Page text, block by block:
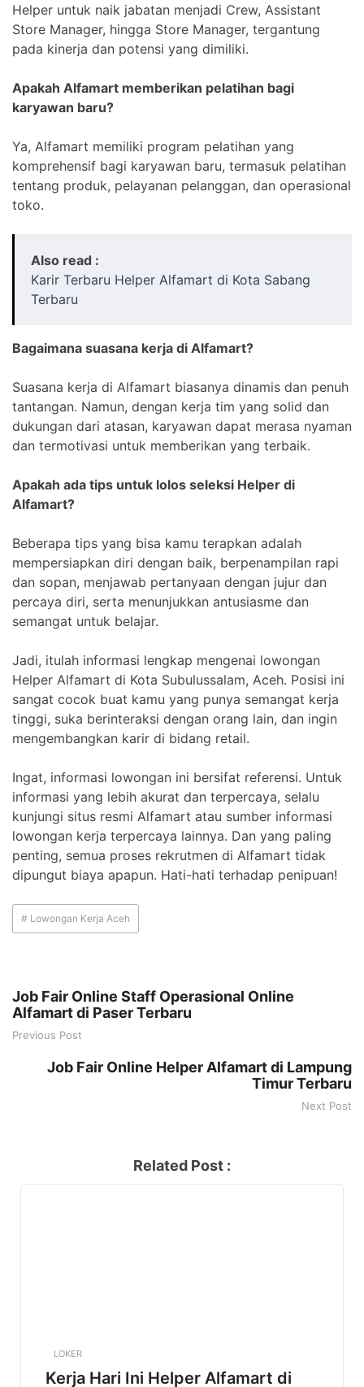
Helper untuk naik jabatan menjadi Crew, Assistant
Store Manager, hingga Store Manager, tergantung
pada kinerja dan potensi yang dimiliki.
Apakah Alfamart memberikan pelatihan bagi
karyawan baru?
Ya, Alfamart memiliki program pelatihan yang
komprehensif bagi karyawan baru, termasuk pelatihan
tentang produk, pelayanan pelanggan, dan operasional
toko.
Also read :
Karir Terbaru Helper Alfamart di Kota Sabang
Terbaru
Bagaimana suasana kerja di Alfamart?
Suasana kerja di Alfamart biasanya dinamis dan penuh
tantangan. Namun, dengan kerja tim yang solid dan
dukungan dari atasan, karyawan dapat merasa nyaman
dan termotivasi untuk memberikan yang terbaik.
Apakah ada tips untuk lolos seleksi Helper di
Alfamart?
Beberapa tips yang bisa kamu terapkan adalah
mempersiapkan diri dengan baik, berpenampilan rapi
dan sopan, menjawab pertanyaan dengan jujur dan
percaya diri, serta menunjukkan antusiasme dan
semangat untuk belajar.
Jadi, itulah informasi lengkap mengenai lowongan
Helper Alfamart di Kota Subulussalam, Aceh. Posisi ini
sangat cocok buat kamu yang punya semangat kerja
tinggi, suka berinteraksi dengan orang lain, dan ingin
mengembangkan karir di bidang retail.
Ingat, informasi lowongan ini bersifat referensi. Untuk
informasi yang lebih akurat dan terpercaya, selalu
kunjungi situs resmi Alfamart atau sumber informasi
lowongan kerja terpercaya lainnya. Dan yang paling
penting, semua proses rekrutmen di Alfamart tidak
dipungut biaya apapun. Hati-hati terhadap penipuan!
# Lowongan Kerja Aceh
Job Fair Online Staff Operasional Online
Alfamart di Paser Terbaru
Previous Post
Job Fair Online Helper Alfamart di Lampung
Timur Terbaru
Next Post
Related Post :
LOKER
Kerja Hari Ini Helper Alfamart di